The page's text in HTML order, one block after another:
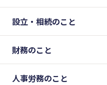
設立・相続のこと
財務のこと
人事労務のこと